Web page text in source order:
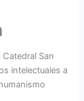
San
intelectuales a